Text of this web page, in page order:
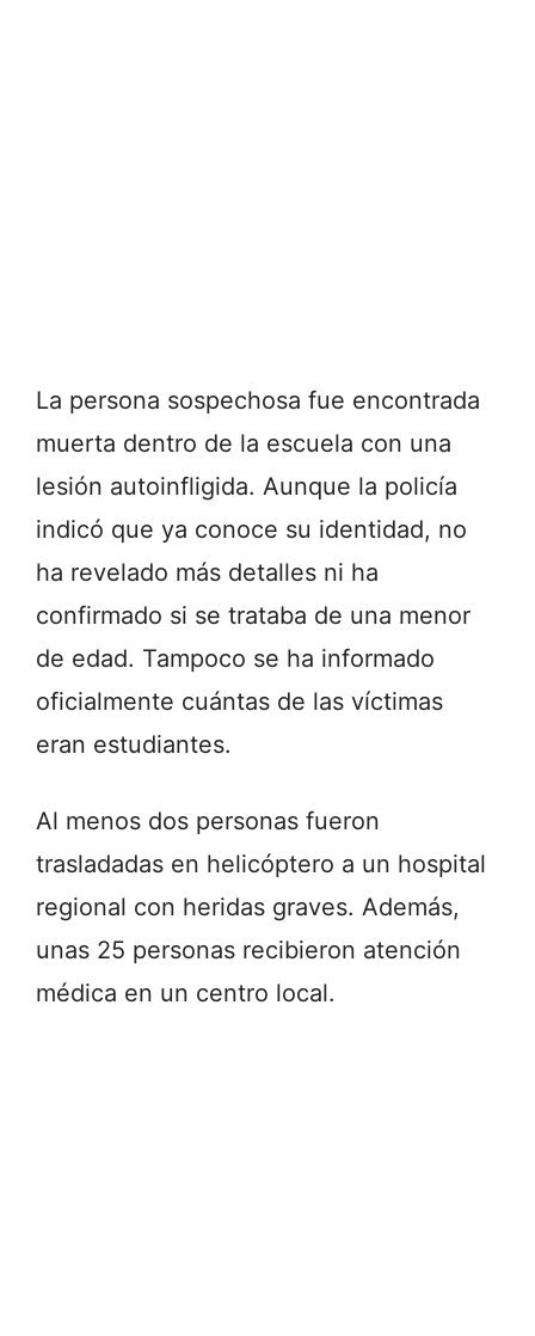
La persona sospechosa fue encontrada
muerta dentro de la escuela con una
lesión autoinfligida. Aunque la policía
indicó que ya conoce su identidad, no
ha revelado más detalles ni ha
confirmado si se trataba de una menor
de edad. Tampoco se ha informado
oficialmente cuántas de las víctimas
eran estudiantes.
Al menos dos personas fueron
trasladadas en helicóptero a un hospital
regional con heridas graves. Además,
unas 25 personas recibieron atención
médica en un centro local.